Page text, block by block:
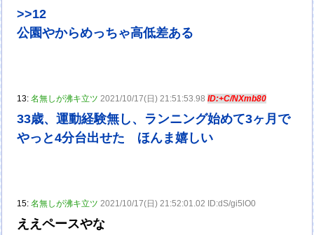
>>12
公園やからめっちゃ高低差ある
13:名無しが沸キ立ツ 2021/10/17(日) 21:51:53.98ID:+C/NXmb80
33歳、運動経験無し、ランニング始めて3ヶ月で
やっと4分台出せた ほんま嬉しい
15:名無しが沸キ立ツ 2021/10/17(日) 21:52:01.02 ID:dS/gi5lO0
ええペースやな